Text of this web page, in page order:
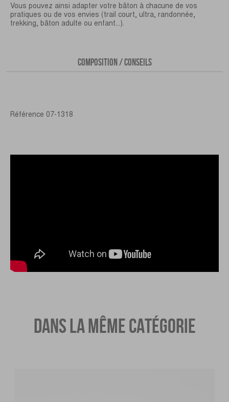
Vous pouvez ainsi adapter votre bâton à chacune de vos
pratiques ou de vos envies (trail court, ultra, randonnée,
trekking, bâton adulte ou enfant...).
COMPOSITION / CONSEILS
Référence 07-1318
DANS LA MÊME CATÉGORIE